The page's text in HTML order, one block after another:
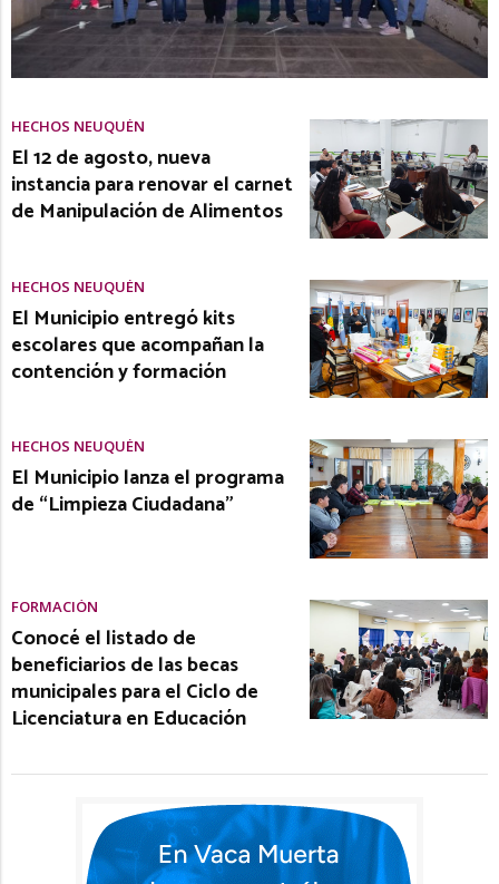
HECHOS NEUQUÉN
El 12 de agosto, nueva
instancia para renovar el carnet
de Manipulación de Alimentos
HECHOS NEUQUÉN
El Municipio entregó kits
escolares que acompañan la
contención y formación
HECHOS NEUQUÉN
El Municipio lanza el programa
de “Limpieza Ciudadana”
FORMACIÓN
Conocé el listado de
beneficiarios de las becas
municipales para el Ciclo de
Licenciatura en Educación